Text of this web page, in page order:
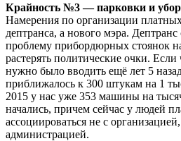
Крайность №3 — парковки и
Намерения по организации
дептранса, а нового мэра.
проблему прибордюрных стоянок
растерять политические очки.
нужно было вводить ещё лет 5
приближалось к 300 штукам на 1
2015 у нас уже 353 машины на
начались, причем сейчас у людей
ассоциироваться не с
администрацией.